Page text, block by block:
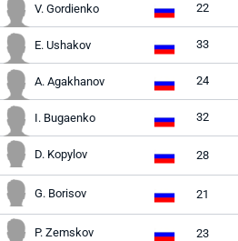
V. Gordienko 22
E. Ushakov 33
A. Agakhanov 24
I. Bugaenko 32
D. Kopylov 28
G. Borisov 21
P. Zemskov 23